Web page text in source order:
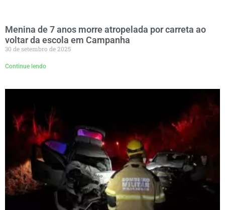
Menina de 7 anos morre atropelada por carreta ao
voltar da escola em Campanha
30 de setembro de 2025
Continue lendo